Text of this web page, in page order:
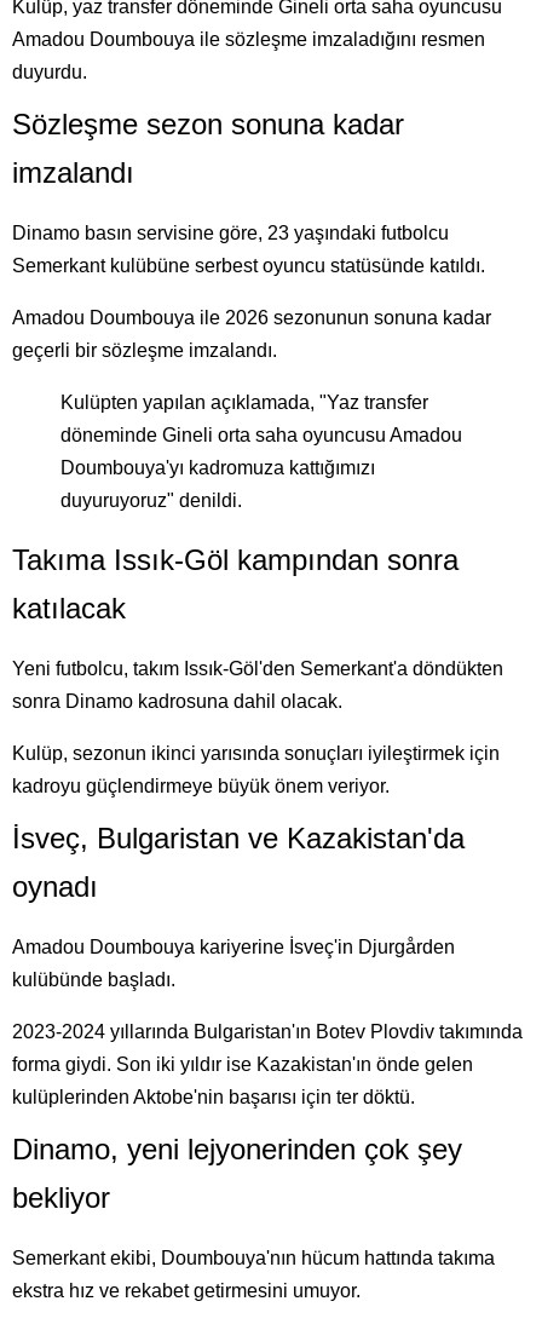
Kulüp, yaz transfer döneminde Gineli orta saha oyuncusu
Amadou Doumbouya ile sözleşme imzaladığını resmen
duyurdu.
Sözleşme sezon sonuna kadar
imzalandı
Dinamo basın servisine göre, 23 yaşındaki futbolcu
Semerkant kulübüne serbest oyuncu statüsünde katıldı.
Amadou Doumbouya ile 2026 sezonunun sonuna kadar
geçerli bir sözleşme imzalandı.
Kulüpten yapılan açıklamada, "Yaz transfer
döneminde Gineli orta saha oyuncusu Amadou
Doumbouya'yı kadromuza kattığımızı
duyuruyoruz" denildi.
Takıma Issık-Göl kampından sonra
katılacak
Yeni futbolcu, takım Issık-Göl'den Semerkant'a döndükten
sonra Dinamo kadrosuna dahil olacak.
Kulüp, sezonun ikinci yarısında sonuçları iyileştirmek için
kadroyu güçlendirmeye büyük önem veriyor.
İsveç, Bulgaristan ve Kazakistan'da
oynadı
Amadou Doumbouya kariyerine İsveç'in Djurgården
kulübünde başladı.
2023-2024 yıllarında Bulgaristan'ın Botev Plovdiv takımında
forma giydi. Son iki yıldır ise Kazakistan'ın önde gelen
kulüplerinden Aktobe'nin başarısı için ter döktü.
Dinamo, yeni lejyonerinden çok şey
bekliyor
Semerkant ekibi, Doumbouya'nın hücum hattında takıma
ekstra hız ve rekabet getirmesini umuyor.